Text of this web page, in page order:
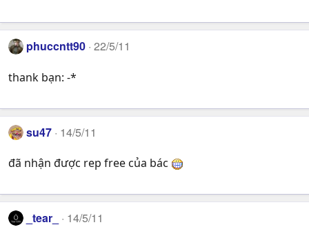
phuccntt90 22/5/11
thank bạn: -*
su47 14/5/11
đã nhận được rep free của bác
_tear_ 14/5/11